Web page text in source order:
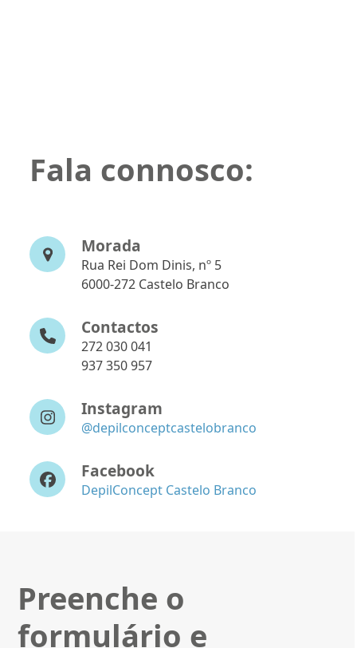
Fala connosco:
Morada
Rua Rei Dom Dinis, nº 5
6000-272 Castelo Branco
Contactos
272 030 041
937 350 957
Instagram
@depilconceptcastelobranco
Facebook
DepilConcept Castelo Branco
Preenche o
formulário e